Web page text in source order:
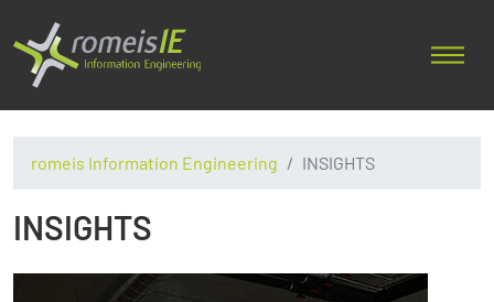
romeis Information Engineering INSIGHTS
INSIGHTS